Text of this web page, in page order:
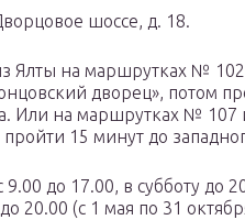
шоссе, д. 18.
Ялты на маршрутках №
дворец», потом
Или на маршрутках № 107
пройти 15 минут до
до 17.00, в субботу до
20.00 (с 1 мая по 31